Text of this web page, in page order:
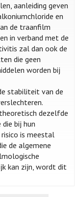
aanleiding geven
en
de traanfilm
in verband met de
zal dan ook de
die geen
worden bij
stabiliteit van de
dezelfde
bij hun
is meestal
de algemene
kan zijn, wordt dit